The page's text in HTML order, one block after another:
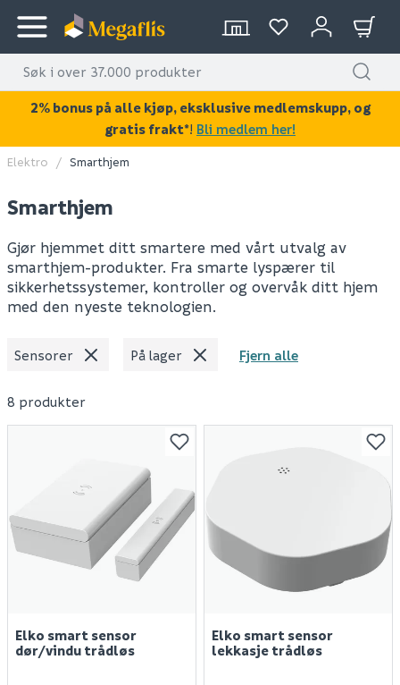
Elektro Smarthjem
Smarthjem
Gjør hjemmet ditt smartere med vårt utvalg av
smarthjem-produkter. Fra smarte lyspærer til
sikkerhetssystemer, kontroller og overvåk ditt hjem
med den nyeste teknologien.
Sensorer På lager Fjern alle
8 produkter
Elko smart sensor
dør/vindu trådløs
Elko smart sensor
lekkasje trådløs
2% bonus på alle kjøp, eksklusive medlemskupp, og
gratis frakt*! Bli medlem her!